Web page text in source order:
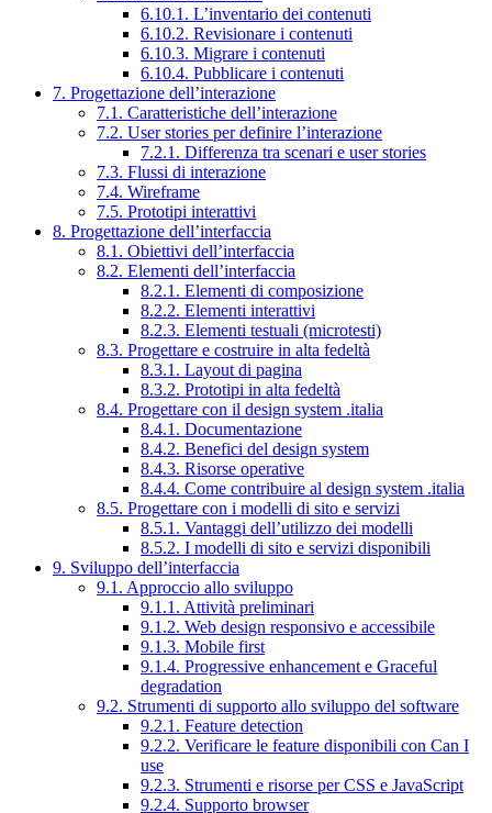
6.10.1. L’inventario dei contenuti
6.10.2. Revisionare i contenuti
6.10.3. Migrare i contenuti
6.10.4. Pubblicare i contenuti
7. Progettazione dell’interazione
7.1. Caratteristiche dell’interazione
7.2. User stories per definire l’interazione
7.2.1. Differenza tra scenari e user stories
7.3. Flussi di interazione
7.4. Wireframe
7.5. Prototipi interattivi
8. Progettazione dell’interfaccia
8.1. Obiettivi dell’interfaccia
8.2. Elementi dell’interfaccia
8.2.1. Elementi di composizione
8.2.2. Elementi interattivi
8.2.3. Elementi testuali (microtesti)
8.3. Progettare e costruire in alta fedeltà
8.3.1. Layout di pagina
8.3.2. Prototipi in alta fedeltà
8.4. Progettare con il design system .italia
8.4.1. Documentazione
8.4.2. Benefici del design system
8.4.3. Risorse operative
8.4.4. Come contribuire al design system .italia
8.5. Progettare con i modelli di sito e servizi
8.5.1. Vantaggi dell’utilizzo dei modelli
8.5.2. I modelli di sito e servizi disponibili
9. Sviluppo dell’interfaccia
9.1. Approccio allo sviluppo
9.1.1. Attività preliminari
9.1.2. Web design responsivo e accessibile
9.1.3. Mobile first
9.1.4. Progressive enhancement e Graceful
degradation
9.2. Strumenti di supporto allo sviluppo del software
9.2.1. Feature detection
9.2.2. Verificare le feature disponibili con Can I
use
9.2.3. Strumenti e risorse per CSS e JavaScript
9.2.4. Supporto browser